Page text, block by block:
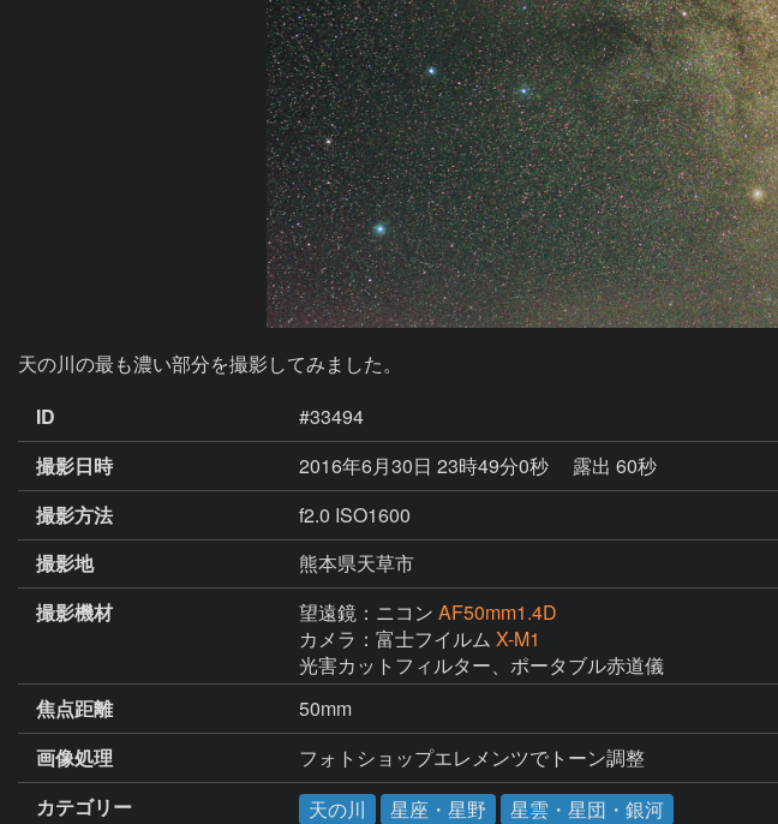
天の川の最も濃い部分を撮影してみました。
ID
#33494
撮影日時
2016年6月30日 23時49分0秒
露出 60秒
撮影方法
f2.0 ISO1600
撮影地
熊本県天草市
撮影機材
望遠鏡：ニコン AF50mm1.4D
カメラ：富士フイルム X-M1
光害カットフィルター、ポータブル赤道儀
焦点距離
50mm
画像処理
フォトショップエレメンツでトーン調整
カテゴリー
天の川 星座・星野
星雲・星団・銀河